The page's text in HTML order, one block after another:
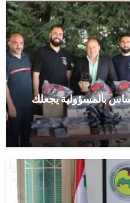
بالمسؤولية يجعلك